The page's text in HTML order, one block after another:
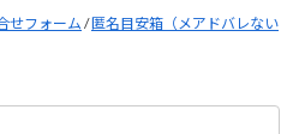
せフォーム /匿名目安箱（メアドバレない